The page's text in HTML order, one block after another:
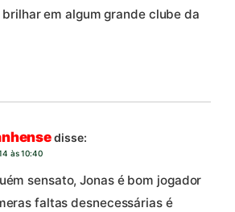
em algum grande clube da
disse:
às 10:40
sensato, Jonas é bom jogador
faltas desnecessárias é